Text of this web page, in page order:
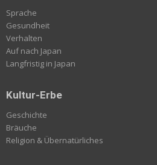
Sprache
Gesundheit
Verhalten
Auf nach Japan
Langfristig in Japan
Kultur-Erbe
Geschichte
Bräuche
Religion & Übernatürliches